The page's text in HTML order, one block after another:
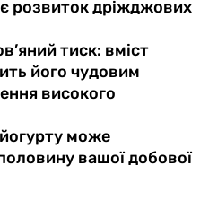
розвиток дріжджових
тиск: вміст
його чудовим
високого
може
вашої добової